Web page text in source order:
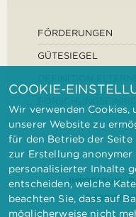
FÖRDERUNGEN
GÜTESIEGEL
IMPRESSUM
COOKIE-
Wir verwenden Cookies,
unserer Website zu
für den Betrieb der
zur Erstellung
personalisierter Inhalte
entscheiden, welche
beachten Sie, dass auf
möglicherweise nicht